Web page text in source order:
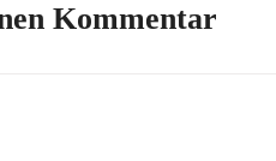
Kommentar